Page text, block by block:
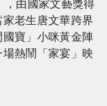
由國家文藝獎得
老生唐文華跨界
寶」小咪黃金陣
熱鬧「家宴」映